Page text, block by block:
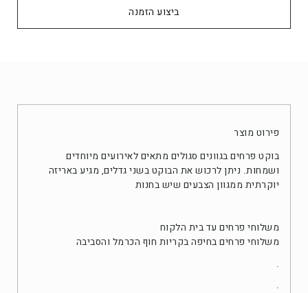
קנה עכשיו
פירוט מוצר
בוקט פרחים בגוונים סגולים מתאים לאירועים מיוחדים
ושמחות. ניתן לרכוש את הבוקט בשני גדלים, מגיע באריזה
יוקרתית ממגוון הצבעים שיש בחנות
משלוחי פרחים עד בית הלקוח
משלוחי פרחים בחיפה בקריות חוף הכרמל והסביבה
.
.